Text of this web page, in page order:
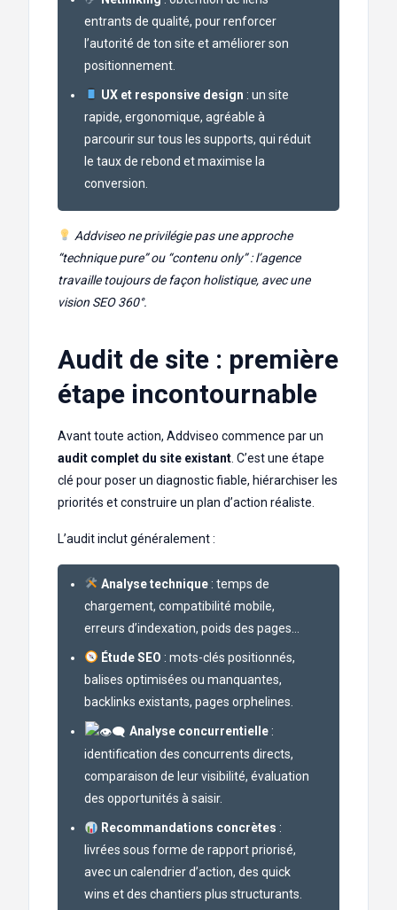
entrants de qualité, pour renforcer
l’autorité de ton site et améliorer son
positionnement.
UX et responsive design : un site
rapide, ergonomique, agréable à
parcourir sur tous les supports, qui réduit
le taux de rebond et maximise la
conversion.
Addviseo ne privilégie pas une approche
“technique pure” ou “contenu only” : l’agence
travaille toujours de façon holistique, avec une
vision SEO 360°.
Audit de site : première
étape incontournable
Avant toute action, Addviseo commence par un
audit complet du site existant . C’est une étape
clé pour poser un diagnostic fiable, hiérarchiser les
priorités et construire un plan d’action réaliste.
L’audit inclut généralement :
Analyse technique: temps de
chargement, compatibilité mobile,
erreurs d’indexation, poids des pages…
Étude SEO : mots-clés positionnés,
balises optimisées ou manquantes,
backlinks existants, pages orphelines.
Analyse concurrentielle:
identification des concurrents directs,
comparaison de leur visibilité, évaluation
des opportunités à saisir.
Recommandations concrètes :
livrées sous forme de rapport priorisé,
avec un calendrier d’action, des quick
wins et des chantiers plus structurants.